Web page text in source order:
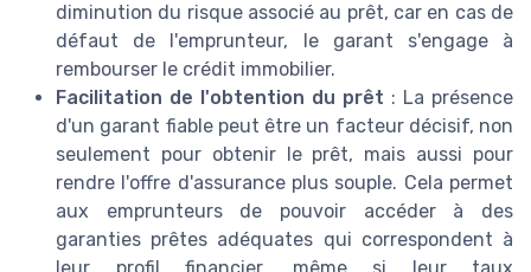
diminution du risque associé au prêt, car en cas de
défaut de l'emprunteur, le garant s'engage à
rembourser le crédit immobilier.
Facilitation de l'obtention du prêt : La présence
d'un garant fiable peut être un facteur décisif, non
seulement pour obtenir le prêt, mais aussi pour
rendre l'offre d'assurance plus souple. Cela permet
aux emprunteurs de pouvoir accéder à des
garanties prêtes adéquates qui correspondent à